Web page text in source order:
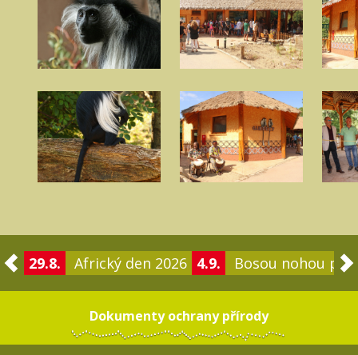
29.8. Africký den 2026 4.9. Bosou nohou po
Dokumenty ochrany přírody